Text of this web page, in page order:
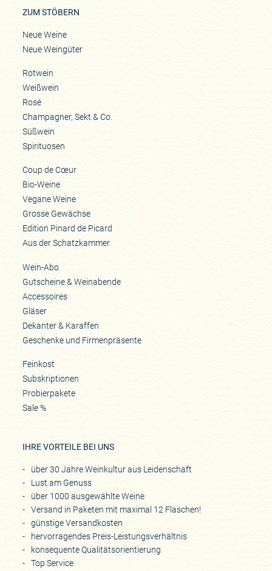
ZUM STÖBERN
Neue Weine
Neue Weingüter
Rotwein
Weißwein
Rosé
Champagner, Sekt & Co.
Süßwein
Spirituosen
Coup de Cœur
Bio-Weine
Vegane Weine
Grosse Gewächse
Edition Pinard de Picard
Aus der Schatzkammer
Wein-Abo
Gutscheine & Weinabende
Accessoires
Gläser
Dekanter & Karaffen
Geschenke und Firmenpräsente
Feinkost
Subskriptionen
Probierpakete
Sale %
IHRE VORTEILE BEI UNS
über 30 Jahre Weinkultur aus Leidenschaft
Lust am Genuss
über 1000 ausgewählte Weine
Versand in Paketen mit maximal 12 Flaschen!
günstige Versandkosten
hervorragendes Preis-Leistungsverhältnis
konsequente Qualitätsorientierung
Top Service